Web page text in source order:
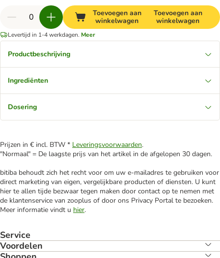
Toevoegen aan
winkelwagen
Toevoegen aan
winkelwagen
Levertijd in 1-4 werkdagen. Meer
Productbeschrijving
Ingrediënten
Dosering
Prijzen in € incl. BTW * Leveringsvoorwaarden.
"Normaal" = De laagste prijs van het artikel in de afgelopen 30 dagen.
bitiba behoudt zich het recht voor om uw e-mailadres te gebruiken voor
direct marketing van eigen, vergelijkbare producten of diensten. U kunt
hier te allen tijde bezwaar tegen maken door contact op te nemen met
de klantenservice van zooplus of door ons Privacy Portal te bezoeken.
Meer informatie vindt u hier.
Service
Voordelen